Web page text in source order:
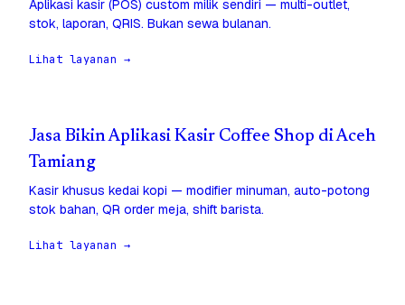
Aplikasi kasir (POS) custom milik sendiri — multi-outlet,
stok, laporan, QRIS. Bukan sewa bulanan.
Lihat layanan →
Jasa Bikin Aplikasi Kasir Coffee Shop di Aceh
Tamiang
Kasir khusus kedai kopi — modifier minuman, auto-potong
stok bahan, QR order meja, shift barista.
Lihat layanan →